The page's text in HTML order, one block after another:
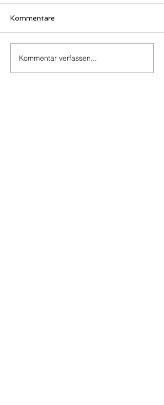
Kommentare
Kommentar verfassen...